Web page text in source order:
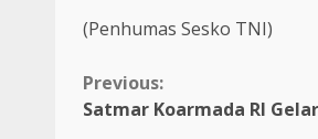
(Penhumas Sesko TNI)
Continue
Previous:
Satmar Koarmada RI